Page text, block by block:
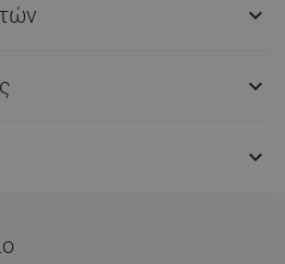


